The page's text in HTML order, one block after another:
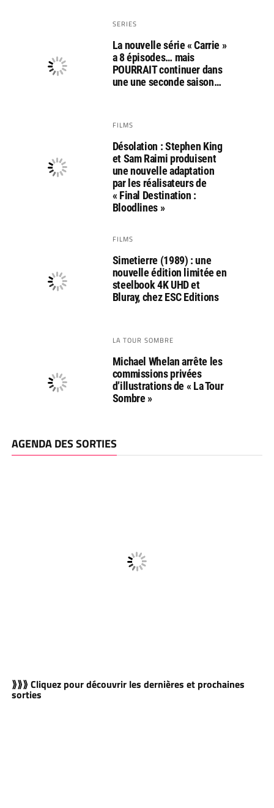
SERIES
La nouvelle série « Carrie »
a 8 épisodes… mais
POURRAIT continuer dans
une une seconde saison…
FILMS
Désolation : Stephen King
et Sam Raimi produisent
une nouvelle adaptation
par les réalisateurs de
« Final Destination :
Bloodlines »
FILMS
Simetierre (1989) : une
nouvelle édition limitée en
steelbook 4K UHD et
Bluray, chez ESC Editions
LA TOUR SOMBRE
Michael Whelan arrête les
commissions privées
d’illustrations de « La Tour
Sombre »
AGENDA DES SORTIES
⟫⟫⟫ Cliquez pour découvrir les dernières et prochaines
sorties